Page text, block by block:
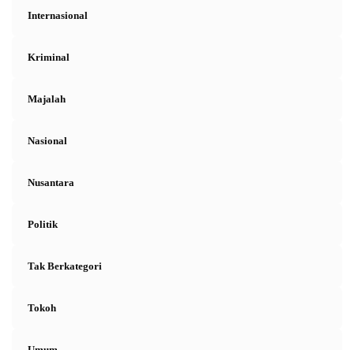
Internasional
Kriminal
Majalah
Nasional
Nusantara
Politik
Tak Berkategori
Tokoh